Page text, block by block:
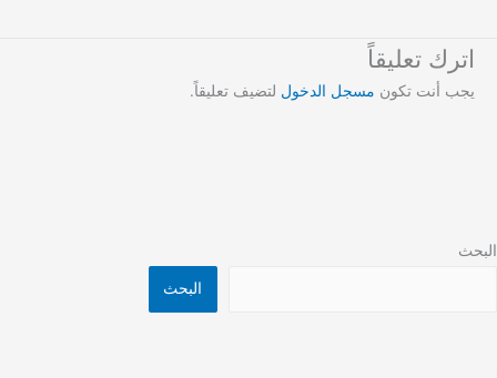
اترك تعليقاً
يجب أنت تكون مسجل الدخول لتضيف تعليقاً.
البحث
البحث